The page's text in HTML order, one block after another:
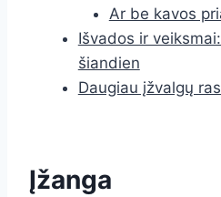
Ar be kavos
Išvados ir
šiandien
Daugiau įžvalgų
Įžanga